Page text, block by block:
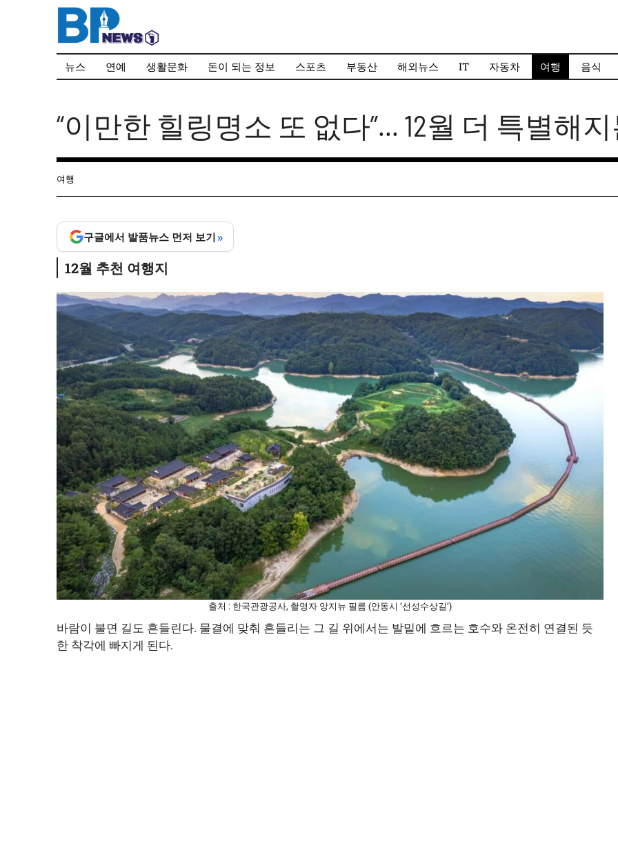
뉴스 연예 생활문화 돈이 되는 정보 스포츠 부동산 해외뉴스 IT 자동차 여행 음식
“이만한 힐링명소 또 없다”… 12월 더 특별해
여행
구글에서 발품뉴스 먼저 보기»
12월 추천 여행지
출처 : 한국관광공사, 촬영자 앙지뉴 필름 (안동시 ‘선성수상길’)
바람이 불면 길도 흔들린다. 물결에 맞춰 흔들리는 그 길 위에서는 발밑에 흐르는 호수와 온전히 연결된 듯
한 착각에 빠지게 된다.